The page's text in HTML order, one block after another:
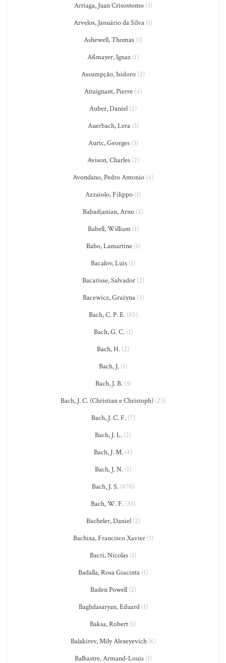
Arriaga, Juan Crisostomo(3)
Arvelos, Januário da Silva (1)
Ashewell, Thomas (1)
Aßmayer, Ignaz (1)
Assumpção, Isidoro (2)
Attaignant, Pierre (4)
Auber, Daniel (2)
Auerbach, Lera(3)
Auric, Georges(3)
Avison, Charles(2)
Avondano, Pedro Antonio (4)
Azzaiolo, Filippo (1)
Babadjanian, Arno (2)
Babell, William(1)
Babo, Lamartine(1)
Bacalov, Luis (1)
Bacarisse, Salvador(2)
Bacewicz, Grażyna(3)
Bach, C. P. E.(85)
Bach, G. C.(1)
Bach, H. (2)
Bach, J. (1)
Bach, J. B.(3)
Bach, J. C. (Christian e Christoph) (23)
Bach, J. C. F.(7)
Bach, J. L. (2)
Bach, J. M. (4)
Bach, J. N. (1)
Bach, J. S.(870)
Bach, W. F. (33)
Bacheler, Daniel(2)
Bachixa, Francisco Xavier(1)
Bacri, Nicolas (1)
Badalla, Rosa Giacinta (1)
Baden Powell(2)
Baghdasaryan, Eduard(1)
Baksa, Robert (1)
Balakirev, Mily Alexeyevich(6)
Balbastre, Armand-Louis(1)